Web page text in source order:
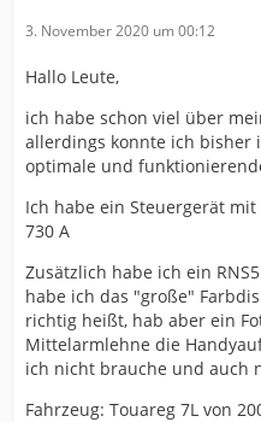
3. November 2020 um 00:12
Hallo Leute,
ich habe schon viel über
allerdings konnte ich bisher
optimale und
Ich habe ein Steuergerät
730 A
Zusätzlich habe ich ein
habe ich das "große"
richtig heißt, hab aber ein
Mittelarmlehne die
ich nicht brauche und auch
Fahrzeug: Touareg 7L von